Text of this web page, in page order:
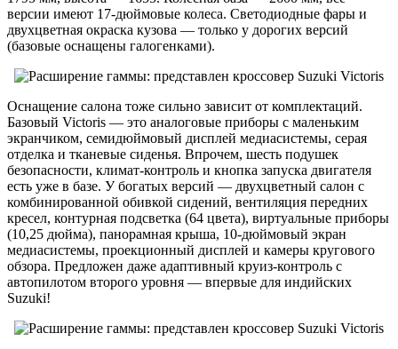
версии имеют 17-дюймовые колеса. Светодиодные фары и
двухцветная окраска кузова — только у дорогих версий
(базовые оснащены галогенками).
Оснащение салона тоже сильно зависит от комплектаций.
Базовый Victoris — это аналоговые приборы с маленьким
экранчиком, семидюймовый дисплей медиасистемы, серая
отделка и тканевые сиденья. Впрочем, шесть подушек
безопасности, климат-контроль и кнопка запуска двигателя
есть уже в базе. У богатых версий — двухцветный салон с
комбинированной обивкой сидений, вентиляция передних
кресел, контурная подсветка (64 цвета), виртуальные приборы
(10,25 дюйма), панорамная крыша, 10-дюймовый экран
медиасистемы, проекционный дисплей и камеры кругового
обзора. Предложен даже адаптивный круиз-контроль с
автопилотом второго уровня — впервые для индийских
Suzuki!